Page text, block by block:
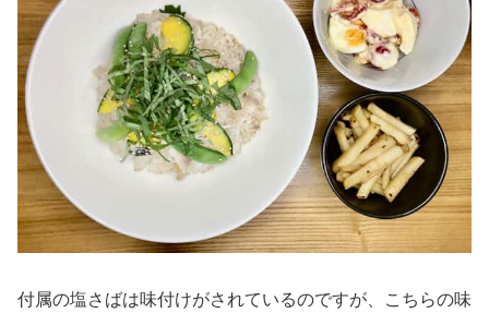
付属の塩さばは味付けがされているのですが、こちらの味